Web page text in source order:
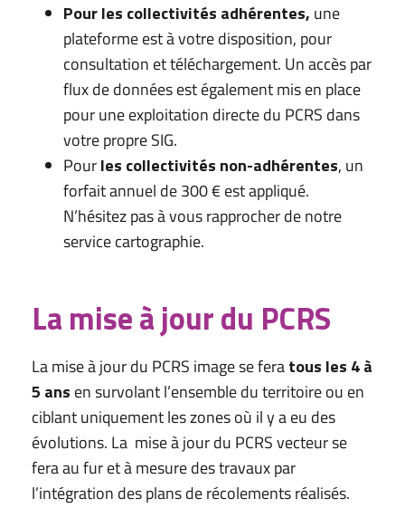
Pour les collectivités adhérentes, une
plateforme est à votre disposition, pour
consultation et téléchargement. Un accès par
flux de données est également mis en place
pour une exploitation directe du PCRS dans
votre propre SIG.
Pourles collectivités non-adhérentes, un
forfait annuel de 300 € est appliqué.
N’hésitez pas à vous rapprocher de notre
service cartographie.
La mise à jour du PCRS
La mise à jour du PCRS image se feratous les 4 à
5 ans en survolant l’ensemble du territoire ou en
ciblant uniquement les zones où il y a eu des
évolutions. La mise à jour du PCRS vecteur se
fera au fur et à mesure des travaux par
l’intégration des plans de récolements réalisés.